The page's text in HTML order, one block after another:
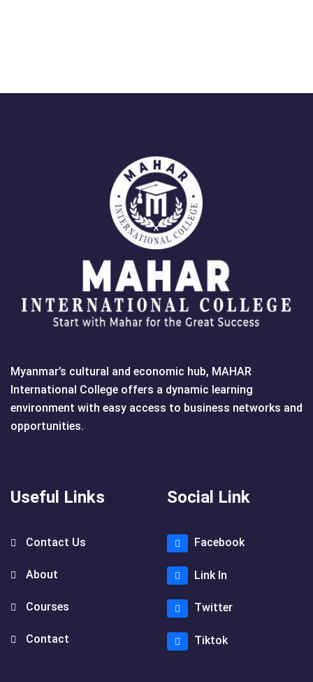
Myanmar’s cultural and economic hub, MAHAR
International College offers a dynamic learning
environment with easy access to business networks and
opportunities.
Useful Links
Contact Us
About
Courses
Contact
Social Link
Facebook
Link In
Twitter
Tiktok